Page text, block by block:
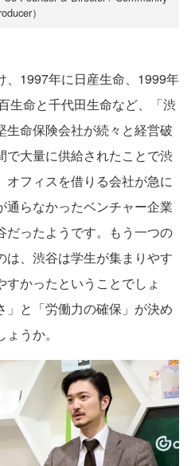
）
1997年に日産生命、1999年
生命と千代田生命など、「渋
生命保険会社が続々と経営破
で大量に供給されたことで渋
オフィスを借りる会社が急に
通らなかったベンチャー企業
だったようです。もう一つの
は、渋谷は学生が集まりやす
すかったということでしょ
」と「労働力の確保」が決め
うか。